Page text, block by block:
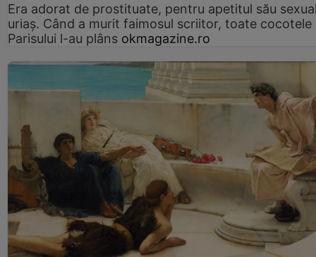
Era adorat de prostituate, pentru apetitul său
uriaș. Când a murit faimosul scriitor, toate cocotele
Parisului l-au plâns okmagazine.ro